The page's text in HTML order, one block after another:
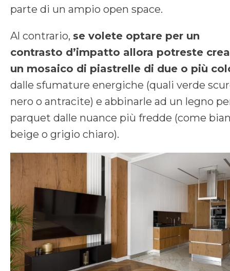
parte di un ampio open space.
Al contrario, se volete optare per un
contrasto d’impatto allora potreste
un mosaico di piastrelle di due o più
dalle sfumature energiche (quali verde
nero o antracite) e abbinarle ad un legno
parquet dalle nuance più fredde (come
beige o grigio chiaro).